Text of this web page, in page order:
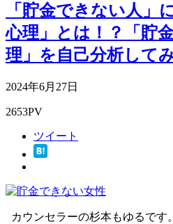
「貯金できない人」
心理」とは！？「貯
理」を自己分析して
2024年6月27日
2653PV
ツイート
カウンセラーの杉本もゆるで